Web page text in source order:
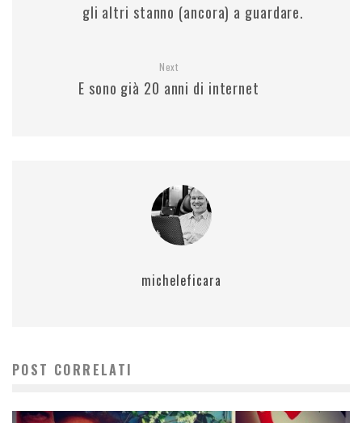
gli altri stanno (ancora) a guardare.
Next
E sono già 20 anni di internet
micheleficara
POST CORRELATI